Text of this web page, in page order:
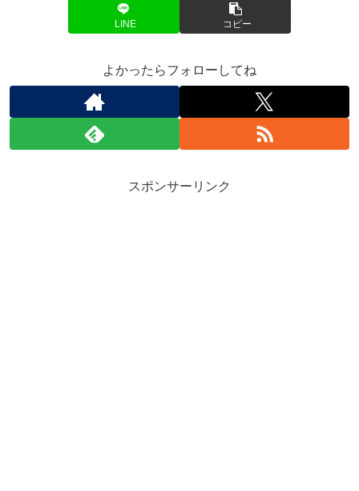
LINE コピー
よかったらフォローしてね
スポンサーリンク